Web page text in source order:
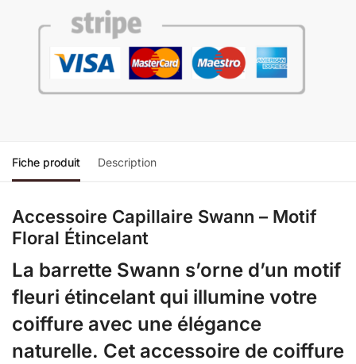
Fiche produit Description
Accessoire Capillaire Swann – Motif
Floral Étincelant
La barrette Swann s’orne d’un motif
fleuri étincelant qui illumine votre
coiffure avec une élégance
naturelle. Cet accessoire de coiffure